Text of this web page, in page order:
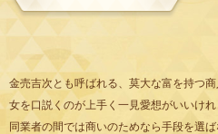
金売吉次とも呼ばれる、莫大な富を持つ商
女を口説くのが上手く一見愛想がいいけ
同業者の間では商いのためなら手段を選